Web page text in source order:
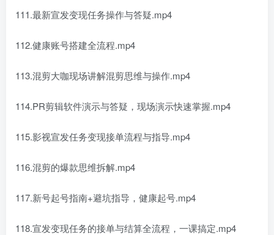
111.最新宣发变现任务操作与答疑.mp4
112.健康账号搭建全流程.mp4
113.混剪大咖现场讲解混剪思维与操作.mp4
114.PR剪辑软件演示与答疑，现场演示快速掌握.mp4
115.影视宣发任务变现接单流程与指导.mp4
116.混剪的爆款思维拆解.mp4
117.新号起号指南+避坑指导，健康起号.mp4
118.宣发变现任务的接单与结算全流程，一课搞定.mp4